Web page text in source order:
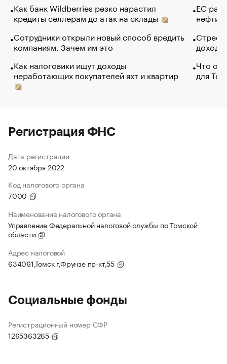
Как банк Wildberries резко нарастил
кредиты селлерам до атак на склады
Сотрудники открыли новый способ вредить
компаниям. Зачем им это
Как налоговики ищут доходы
неработающих покупателей яхт и квартир
ЕС
нефти
Что
для
Регистрация ФНС
Дата регистрации
20 октября 2022
Код налогового органа
7000
Наименование налогового органа
Управление Федеральной налоговой службы по Томской
области
Адрес налоговой
634061,Томск г,Фрунзе пр-кт,55
Социальные фонды
Регистрационный номер СФР
1265363265